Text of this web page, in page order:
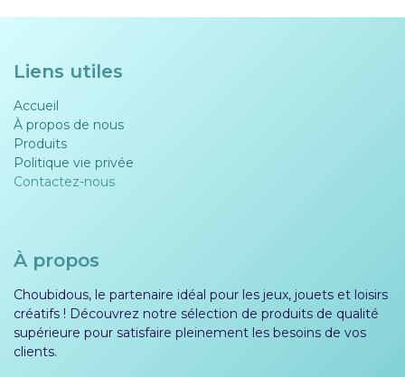
Liens utiles
Accueil
À propos de nous
Produits
Politique vie privée​​
Contactez-nous
À propos
Choubidous, le partenaire idéal pour les jeux, jouets et loisirs
créatifs ! Découvrez notre sélection de produits de qualité
supérieure pour satisfaire pleinement les besoins de vos
clients.